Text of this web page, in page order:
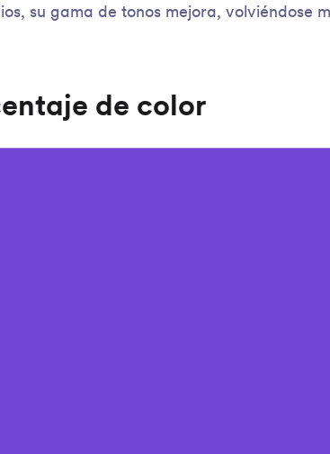
su gama de tonos mejora, volviéndose
de color